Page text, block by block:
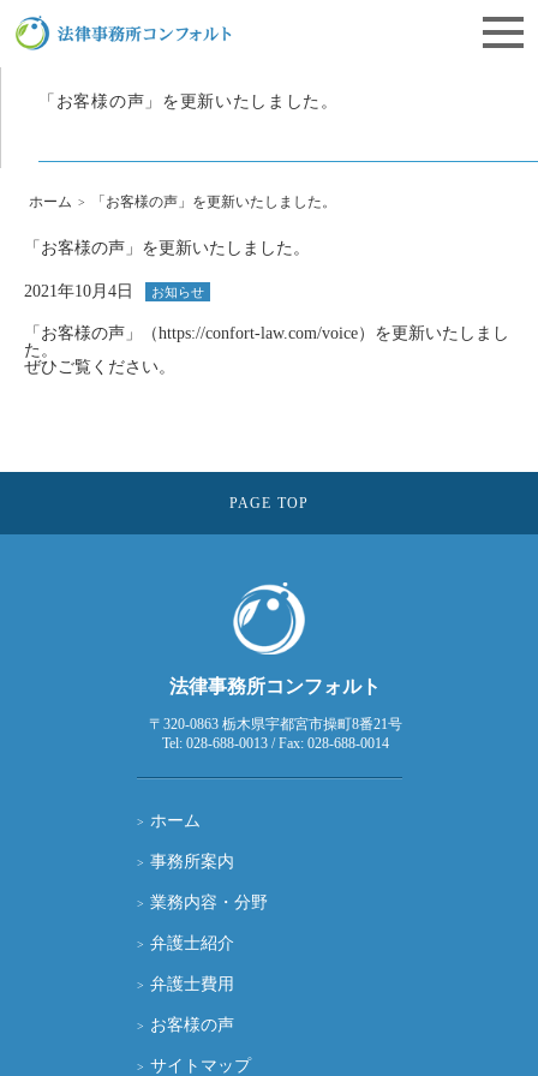
「お客様の声」を更新いたしました。
ホーム 「お客様の声」を更新いたしました。
「お客様の声」を更新いたしました。
2021年10月4日 お知らせ
「お客様の声」（https://confort-law.com/voice）を更新いたしまし
た。
ぜひご覧ください。
PAGE TOP
法律事務所コンフォルト
〒320-0863 栃木県宇都宮市操町8番21号
Tel: 028-688-0013 / Fax: 028-688-0014
ホーム
事務所案内
業務内容・分野
弁護士紹介
弁護士費用
お客様の声
サイトマップ